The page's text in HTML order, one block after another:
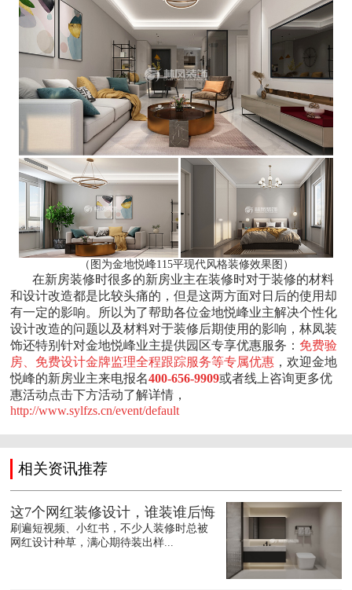
（图为金地悦峰115平现代风格装修效果图）
在新房装修时很多的新房业主在装修时对于装修的材料
和设计改造都是比较头痛的，但是这两方面对日后的使用却
有一定的影响。所以为了帮助各位金地悦峰业主解决个性化
设计改造的问题以及材料对于装修后期使用的影响，林凤装
饰还特别针对金地悦峰业主提供园区专享优惠服务： 免费验
房、免费设计金牌监理全程跟踪服务等专属优惠 ，欢迎金地
悦峰的新房业主来电报名400-656-9909或者线上咨询更多优
惠活动点击下方活动了解详情，
http://www.sylfzs.cn/event/default
相关资讯推荐
这7个网红装修设计，谁装谁后悔
刷遍短视频、小红书，不少人装修时总被
网红设计种草，满心期待装出样...